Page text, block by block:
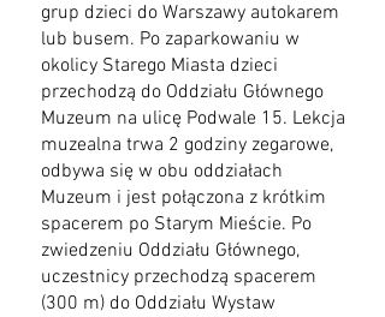
grup dzieci do Warszawy autokarem
lub busem. Po zaparkowaniu w
okolicy Starego Miasta dzieci
przechodzą do Oddziału Głównego
Muzeum na ulicę Podwale 15. Lekcja
muzealna trwa 2 godziny zegarowe,
odbywa się w obu oddziałach
Muzeum i jest połączona z krótkim
spacerem po Starym Mieście. Po
zwiedzeniu Oddziału Głównego,
uczestnicy przechodzą spacerem
(300 m) do Oddziału Wystaw